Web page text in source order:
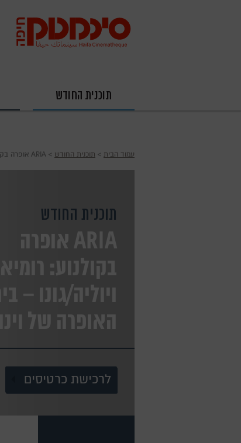
תוכנית החודש
עמוד הבית › תוכנית החודש › ARIA אופרה בקולנוע: רומיאו ויוליה/גונו – בית האופרה של וינה
תוכנית החודש
ARIA אופרה
בקולנוע: רומיאו
ויוליה/גונו – בית
האופרה של וינה
לרכישת כרטיסים